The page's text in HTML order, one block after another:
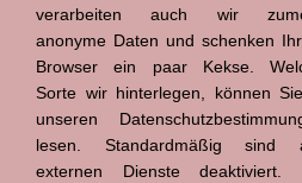
verarbeiten auch wir
anonyme Daten und schenken
Browser ein paar Kekse.
Sorte wir hinterlegen, können
unseren
lesen. Standardmäßig sind
externen Dienste deaktiviert.